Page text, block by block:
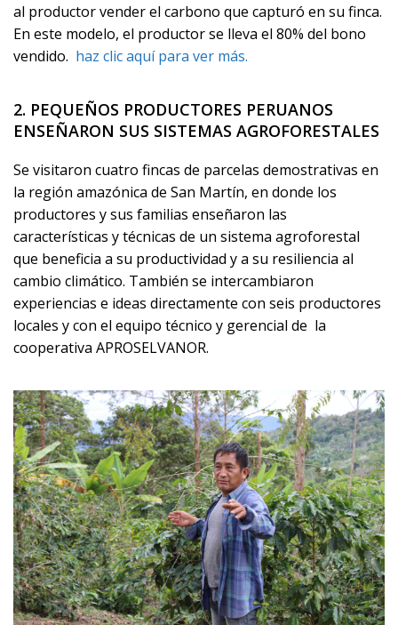
al productor vender el carbono que capturó en su finca.
En este modelo, el productor se lleva el 80% del bono
vendido. haz clic aquí para ver más.
2. PEQUEÑOS PRODUCTORES PERUANOS
ENSEÑARON SUS SISTEMAS AGROFORESTALES
Se visitaron cuatro fincas de parcelas demostrativas en
la región amazónica de San Martín, en donde los
productores y sus familias enseñaron las
características y técnicas de un sistema agroforestal
que beneficia a su productividad y a su resiliencia al
cambio climático. También se intercambiaron
experiencias e ideas directamente con seis productores
locales y con el equipo técnico y gerencial de la
cooperativa APROSELVANOR.